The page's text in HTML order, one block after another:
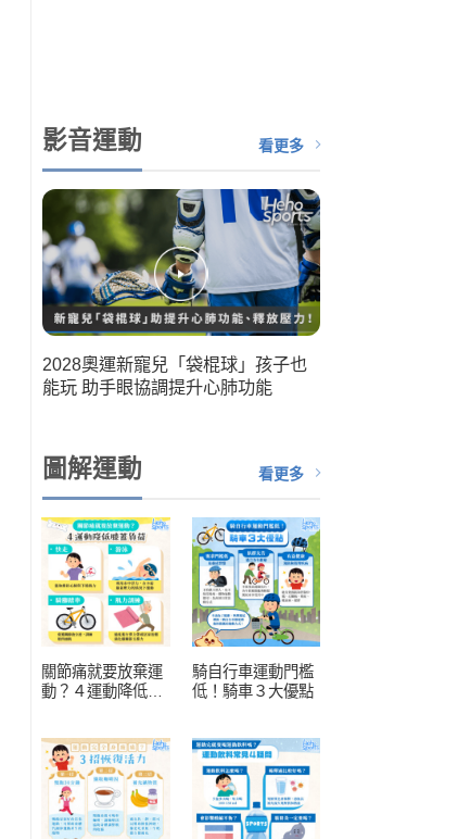
影音運動 看更多
2028奧運新寵兒「袋棍球」孩子也
能玩 助手眼協調提升心肺功能
圖解運動 看更多
關節痛就要放棄運
動？４運動降低膝
騎自行車運動門檻
低！騎車３大優點